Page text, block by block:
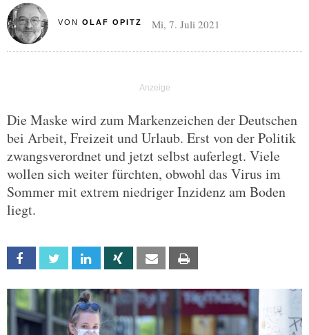
VON OLAF OPITZ Mi, 7. Juli 2021
Die Maske wird zum Markenzeichen der Deutschen
bei Arbeit, Freizeit und Urlaub. Erst von der Politik
zwangsverordnet und jetzt selbst auferlegt. Viele
wollen sich weiter fürchten, obwohl das Virus im
Sommer mit extrem niedriger Inzidenz am Boden
liegt.
Facebook Twitter Linkedin Xing Email